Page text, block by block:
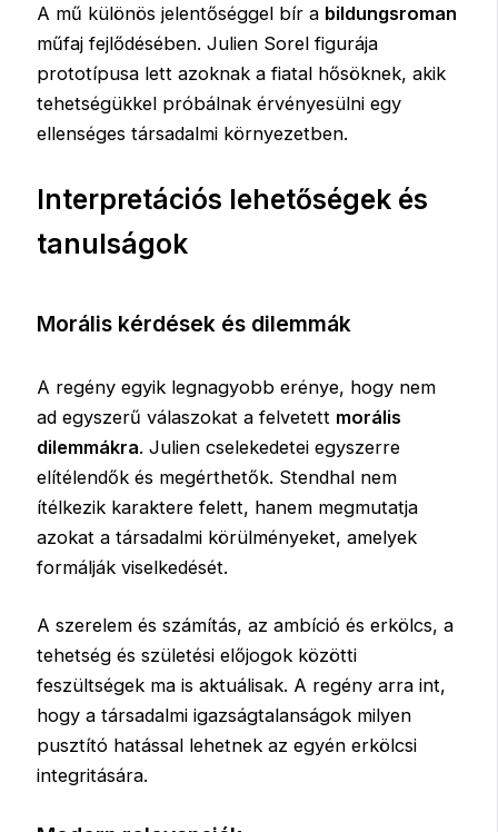
A mű különös jelentőséggel bír a bildungsroman
műfaj fejlődésében. Julien Sorel figurája
prototípusa lett azoknak a fiatal hősöknek, akik
tehetségükkel próbálnak érvényesülni egy
ellenséges társadalmi környezetben.
Interpretációs lehetőségek és
tanulságok
Morális kérdések és dilemmák
A regény egyik legnagyobb erénye, hogy nem
ad egyszerű válaszokat a felvetett morális
dilemmákra. Julien cselekedetei egyszerre
elítélendők és megérthetők. Stendhal nem
ítélkezik karaktere felett, hanem megmutatja
azokat a társadalmi körülményeket, amelyek
formálják viselkedését.
A szerelem és számítás, az ambíció és erkölcs, a
tehetség és születési előjogok közötti
feszültségek ma is aktuálisak. A regény arra int,
hogy a társadalmi igazságtalanságok milyen
pusztító hatással lehetnek az egyén erkölcsi
integritására.